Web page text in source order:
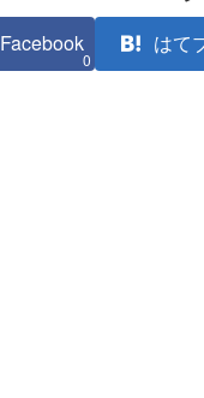
Facebook
0
はて